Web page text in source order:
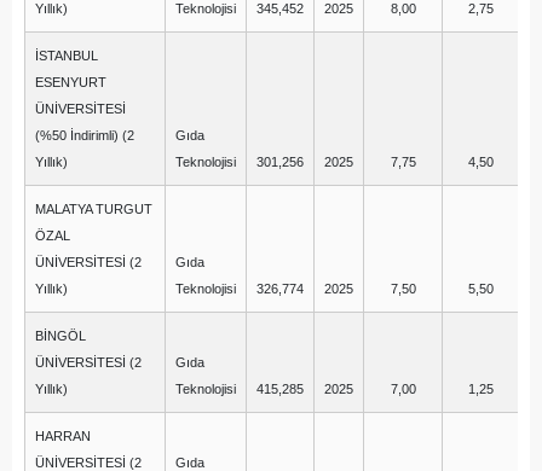
Yıllık)
Teknolojisi
345,452 2025 8,00 2,75
İSTANBUL
ESENYURT
ÜNİVERSİTESİ
(%50 İndirimli) (2
Yıllık)
Gıda
Teknolojisi
301,256 2025 7,75 4,50
MALATYA TURGUT
ÖZAL
ÜNİVERSİTESİ (2
Yıllık)
Gıda
Teknolojisi
326,774 2025 7,50 5,50
BİNGÖL
ÜNİVERSİTESİ (2
Yıllık)
Gıda
Teknolojisi
415,285 2025 7,00 1,25
HARRAN
ÜNİVERSİTESİ (2
Gıda